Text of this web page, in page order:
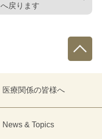
戻ります
医療関係の皆様へ
News & Topics